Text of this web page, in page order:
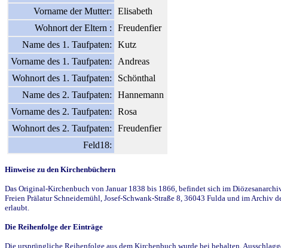
Vorname der Mutter:
Elisabeth
Wohnort der Eltern :
Freudenfier
Name des 1. Taufpaten:
Kutz
Vorname des 1. Taufpaten:
Andreas
Wohnort des 1. Taufpaten:
Schönthal
Name des 2. Taufpaten:
Hannemann
Vorname des 2. Taufpaten:
Rosa
Wohnort des 2. Taufpaten:
Freudenfier
Feld18:
Hinweise zu den Kirchenbüchern
Das Original-Kirchenbuch von Januar 1838 bis 1866, befindet sich im
Freien Prälatur Schneidemühl, Josef-Schwank-Straße 8, 36043 Fulda und im Archiv
erlaubt.
Die Reihenfolge der Einträge
Die ursprüngliche Reihenfolge aus dem Kirchenbuch wurde bei behalten.